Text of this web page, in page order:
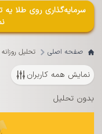
سرمایه‌گذاری روی طلا
صفحه اصلی تحلیل روزانه
نمایش همه کاربران
بدون تحلیل